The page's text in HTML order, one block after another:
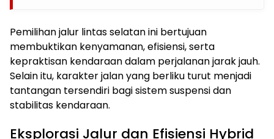
Pemilihan jalur lintas selatan ini bertujuan
membuktikan kenyamanan, efisiensi, serta
kepraktisan kendaraan dalam perjalanan jarak jauh.
Selain itu, karakter jalan yang berliku turut menjadi
tantangan tersendiri bagi sistem suspensi dan
stabilitas kendaraan.
Eksplorasi Jalur dan Efisiensi Hybrid